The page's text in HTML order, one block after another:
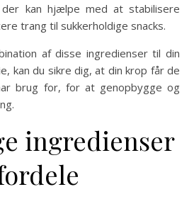
kan hjælpe med at stabilisere
trang til sukkerholdige snacks.
af disse ingredienser til din
kan du sikre dig, at din krop får de
brug for, for at genopbygge og
ingredienser